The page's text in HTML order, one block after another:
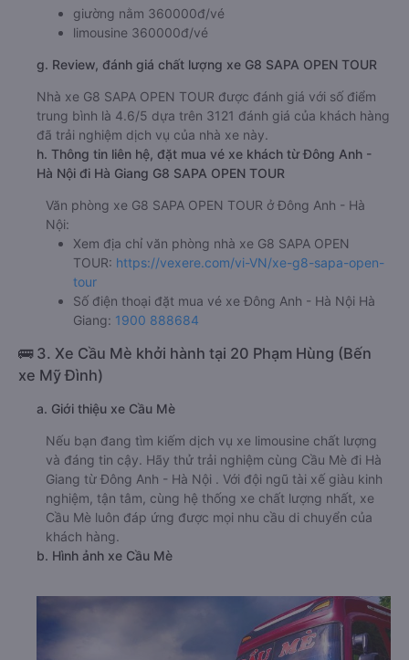
giường nằm 360000đ/vé
limousine 360000đ/vé
g. Review, đánh giá chất lượng xe G8 SAPA OPEN TOUR
Nhà xe G8 SAPA OPEN TOUR được đánh giá với số điểm
trung bình là 4.6/5 dựa trên 3121 đánh giá của khách hàng
đã trải nghiệm dịch vụ của nhà xe này.
h. Thông tin liên hệ, đặt mua vé xe khách từ Đông Anh -
Hà Nội đi Hà Giang G8 SAPA OPEN TOUR
Văn phòng xe G8 SAPA OPEN TOUR ở Đông Anh - Hà
Nội:
Xem địa chỉ văn phòng nhà xe G8 SAPA OPEN
TOUR: https://vexere.com/vi-VN/xe-g8-sapa-open-
tour
Số điện thoại đặt mua vé xe Đông Anh - Hà Nội Hà
Giang: 1900 888684
🚌 3. Xe Cầu Mè khởi hành tại 20 Phạm Hùng (Bến
xe Mỹ Đình)
a. Giới thiệu xe Cầu Mè
Nếu bạn đang tìm kiếm dịch vụ xe limousine chất lượng
và đáng tin cậy. Hãy thử trải nghiệm cùng Cầu Mè đi Hà
Giang từ Đông Anh - Hà Nội . Với đội ngũ tài xế giàu kinh
nghiệm, tận tâm, cùng hệ thống xe chất lượng nhất, xe
Cầu Mè luôn đáp ứng được mọi nhu cầu di chuyển của
khách hàng.
b. Hình ảnh xe Cầu Mè